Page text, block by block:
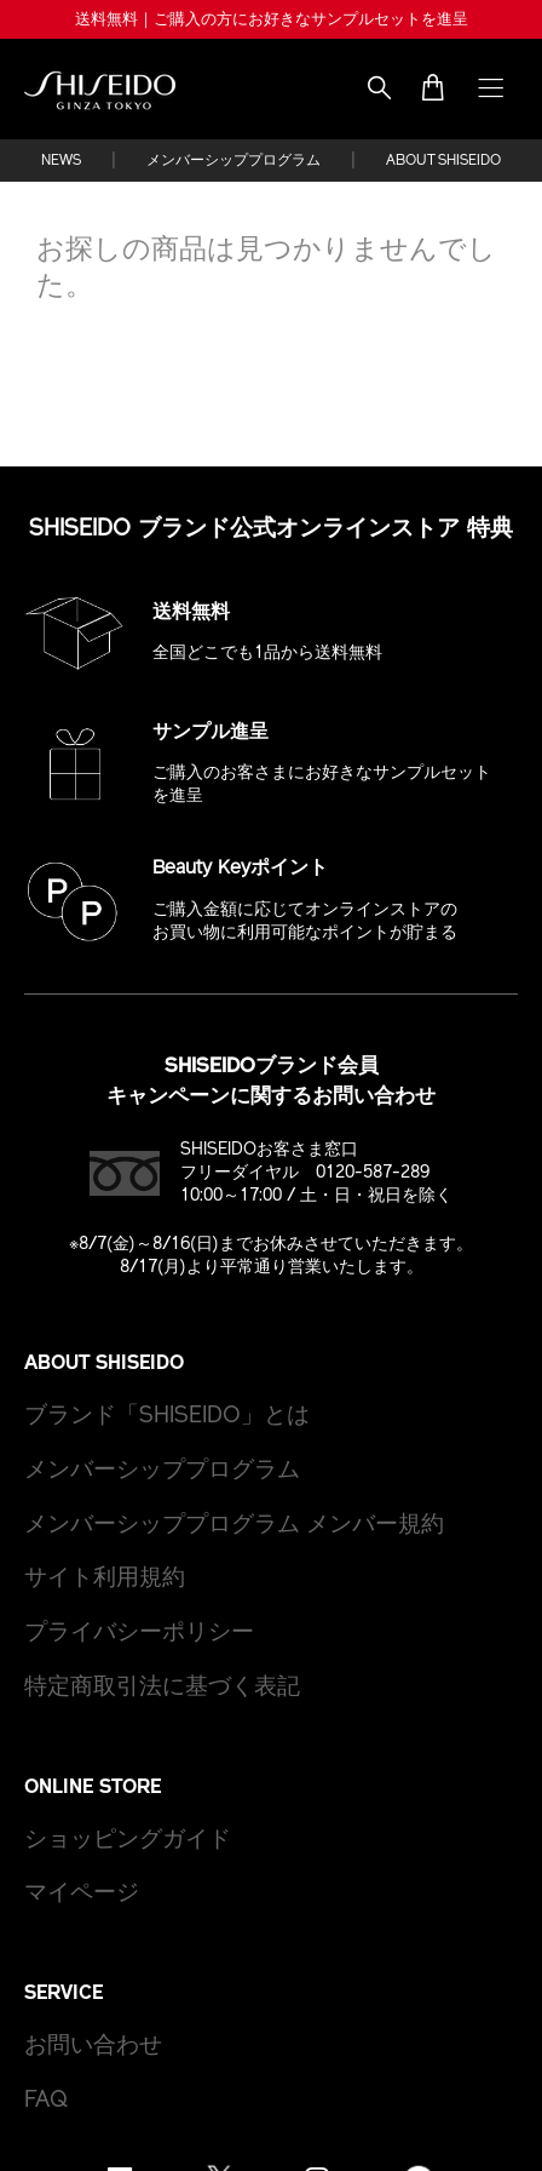
content
送料無料｜ご購入の方にお好きなサンプルセットを進呈
Shiseido
NEWS メンバーシッププログラム ABOUT SHISEIDO
お探しの商品は見つかりませんでし
た。
SHISEIDO ブランド公式オンラインストア 特典
送料無料
全国どこでも1品から送料無料
サンプル進呈
ご購入のお客さまにお好きなサンプルセット
を進呈
Beauty Keyポイント
ご購入金額に応じてオンラインストアの
お買い物に利用可能なポイントが貯まる
SHISEIDOブランド会員
キャンペーンに関するお問い合わせ
SHISEIDOお客さま窓口
フリーダイヤル 0120-587-289
10:00～17:00 / 土・日・祝日を除く
※8/7(金)～8/16(日)までお休みさせていただきます。
8/17(月)より平常通り営業いたします。
ABOUT SHISEIDO
ブランド「SHISEIDO」とは
メンバーシッププログラム
メンバーシッププログラム メンバー規約
サイト利用規約
プライバシーポリシー
特定商取引法に基づく表記
ONLINE STORE
ショッピングガイド
マイページ
SERVICE
お問い合わせ
FAQ